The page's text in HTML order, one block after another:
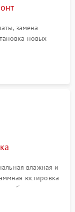
замена
новых
двигателя
объектива
влажная и
юстировка
стабилизатора и
ПО.